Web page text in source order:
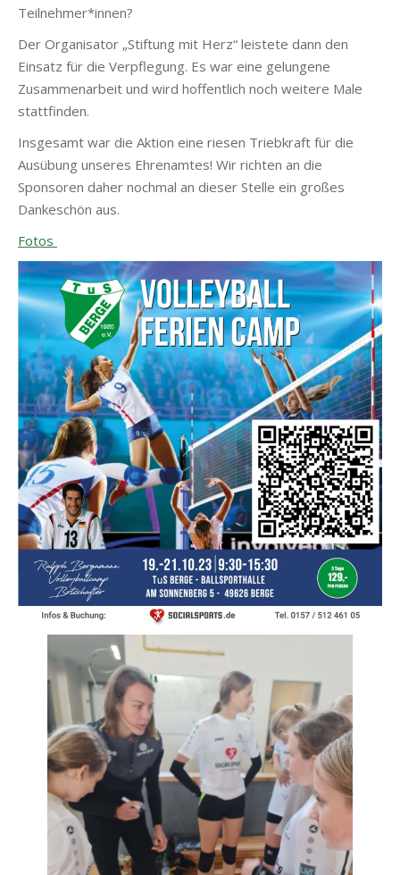
Teilnehmer*innen?
Der Organisator „Stiftung mit Herz“ leistete dann den
Einsatz für die Verpflegung. Es war eine gelungene
Zusammenarbeit und wird hoffentlich noch weitere Male
stattfinden.
Insgesamt war die Aktion eine riesen Triebkraft für die
Ausübung unseres Ehrenamtes! Wir richten an die
Sponsoren daher nochmal an dieser Stelle ein großes
Dankeschön aus.
Fotos